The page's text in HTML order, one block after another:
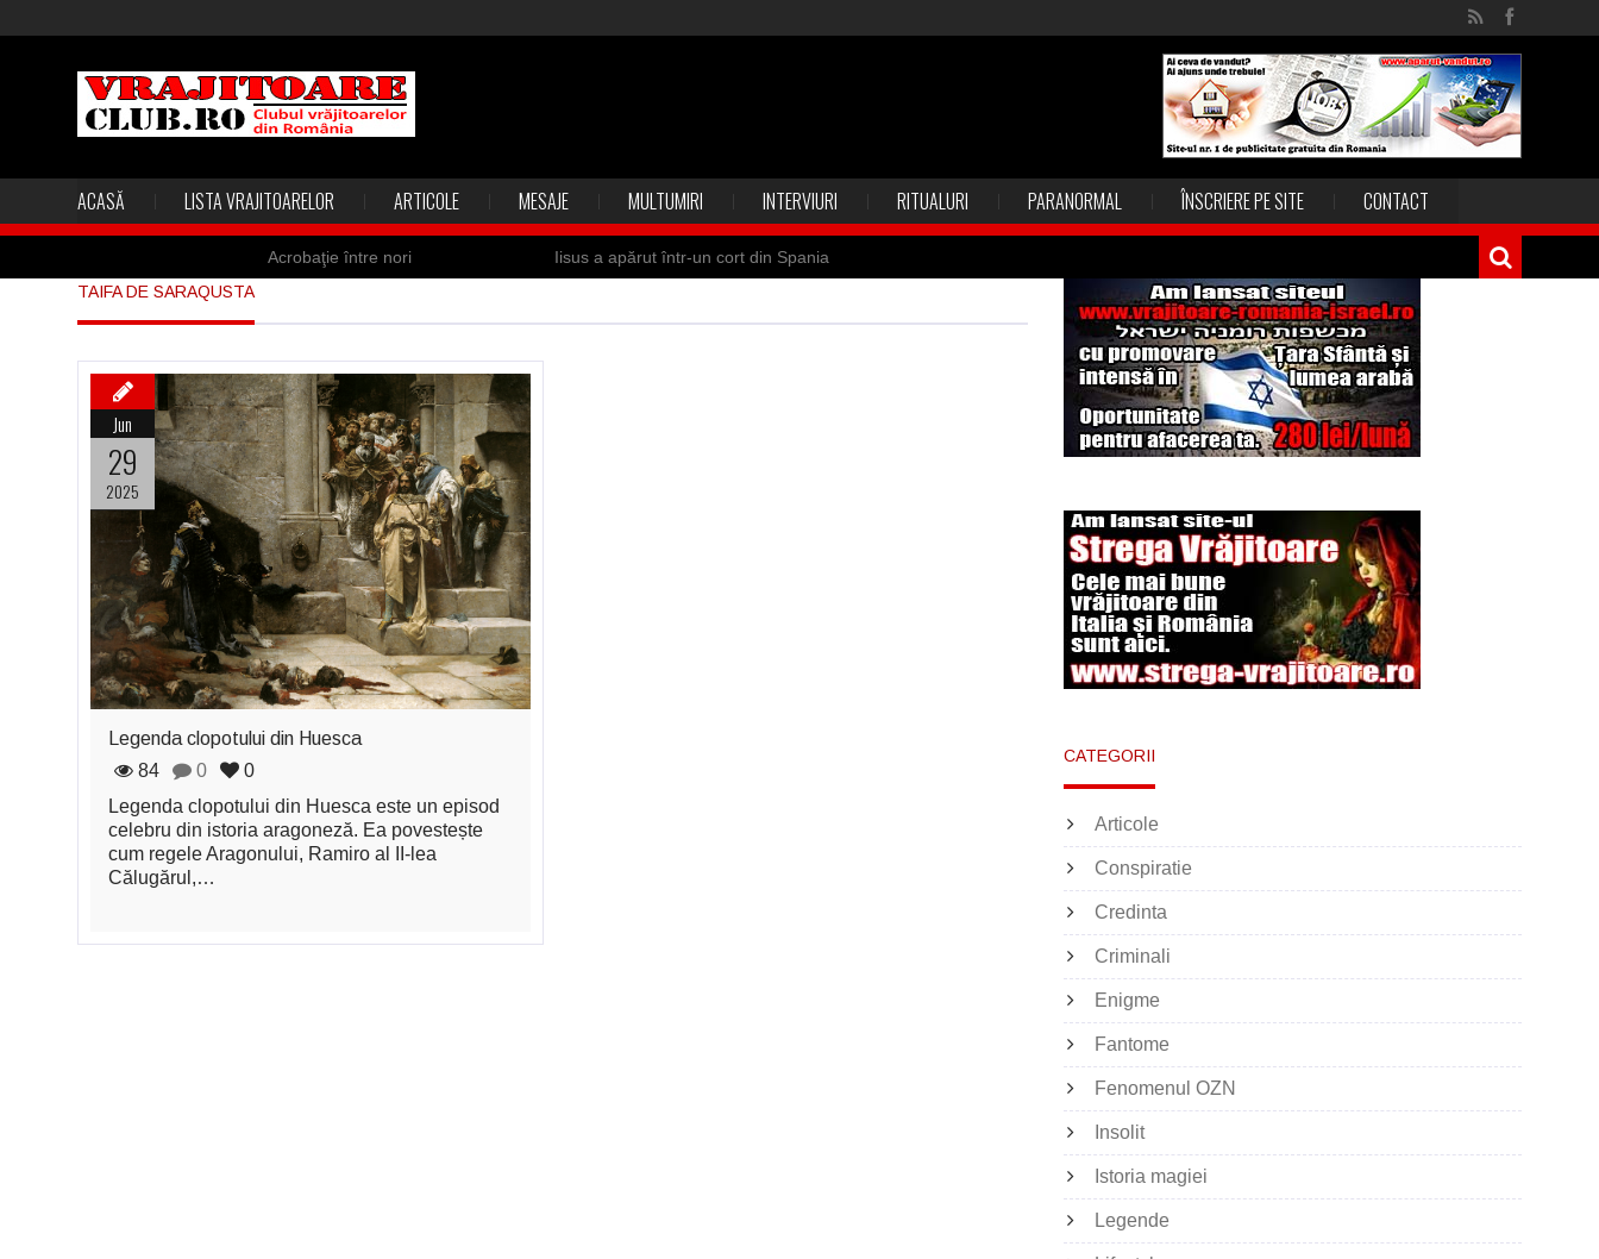
ACASĂ LISTA VRAJITOARELOR ARTICOLE MESAJE MULTUMIRI INTERVIURI RITUALURI PARANORMAL ÎNSCRIERE PE SITE CONTACT
Acrobaţie între nori Iisus a apărut într-un cort din Spania
Magia în Thailanda
Derba, un oraş misterios vizitat şi de sfântul Petre
Şi-a vândut soţia pentru un ritual de magie neagră
TAIFA DE SARAQUSTA
Jun
29
2025
Legenda clopotului din Huesca
84
0
0
Legenda clopotului din Huesca este un episod
celebru din istoria aragoneză. Ea povestește
cum regele Aragonului, Ramiro al II-lea
Călugărul,…
CATEGORII
Articole
Conspiratie
Credinta
Criminali
Enigme
Fantome
Fenomenul OZN
Insolit
Istoria magiei
Legende